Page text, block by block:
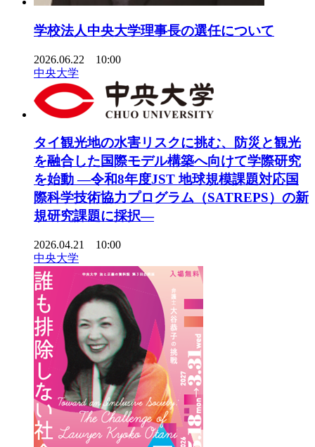
学校法人中央大学理事長の選任について
2026.06.22 10:00
中央大学
タイ観光地の水害リスクに挑む、防災と観光
を融合した国際モデル構築へ向けて学際研究
を始動 ―令和8年度JST 地球規模課題対応国
際科学技術協力プログラム（SATREPS）の新
規研究課題に採択―
2026.04.21 10:00
中央大学